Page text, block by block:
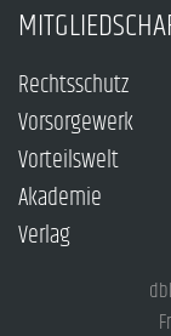
Rechtsschutz
Vorsorgewerk
Vorteilswelt
Akademie
Verlag